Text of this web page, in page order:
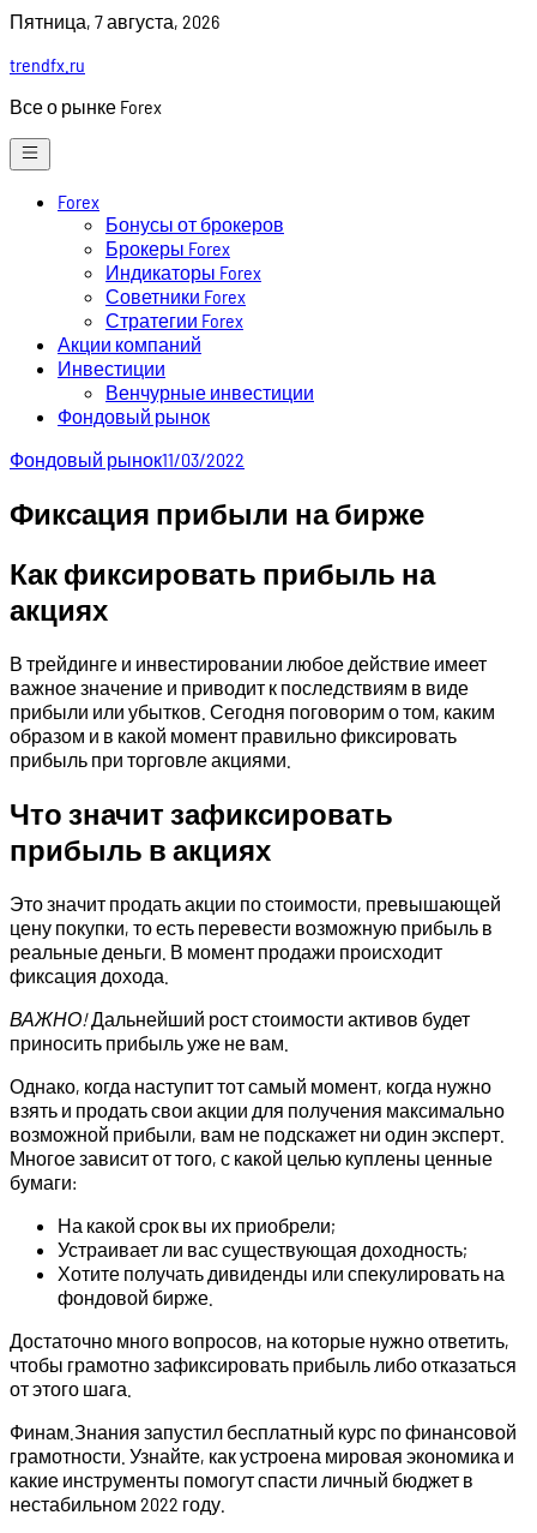
Skip
content
Пятница, 7 августа, 2026
trendfx.ru
Все о рынке Forex
Forex
Бонусы от брокеров
Брокеры Forex
Индикаторы Forex
Советники Forex
Стратегии Forex
Акции компаний
Инвестиции
Венчурные инвестиции
Фондовый рынок
Фондовый рынок11/03/2022
Фиксация прибыли на бирже
Как фиксировать прибыль на
акциях
В трейдинге и инвестировании любое действие имеет
важное значение и приводит к последствиям в виде
прибыли или убытков. Сегодня поговорим о том, каким
образом и в какой момент правильно фиксировать
прибыль при торговле акциями.
Что значит зафиксировать
прибыль в акциях
Это значит продать акции по стоимости, превышающей
цену покупки, то есть перевести возможную прибыль в
реальные деньги. В момент продажи происходит
фиксация дохода.
ВАЖНО!Дальнейший рост стоимости активов будет
приносить прибыль уже не вам.
Однако, когда наступит тот самый момент, когда нужно
взять и продать свои акции для получения максимально
возможной прибыли, вам не подскажет ни один эксперт.
Многое зависит от того, с какой целью куплены ценные
бумаги:
На какой срок вы их приобрели;
Устраивает ли вас существующая доходность;
Хотите получать дивиденды или спекулировать на
фондовой бирже.
Достаточно много вопросов, на которые нужно ответить,
чтобы грамотно зафиксировать прибыль либо отказаться
от этого шага.
Финам.Знания запустил бесплатный курс по финансовой
грамотности. Узнайте, как устроена мировая экономика и
какие инструменты помогут спасти личный бюджет в
нестабильном 2022 году.